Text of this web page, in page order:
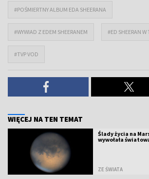
#POŚMIERTNY ALBUM EDA SHEERANA
#WYWIAD Z EDEM SHEERANEM #ED SHEERAN W
#TVP VOD
WIĘCEJ NA TEN TEMAT
Ślady życia na
wywołała
ZE ŚWIATA